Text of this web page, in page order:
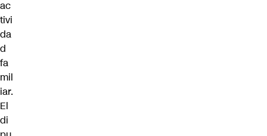
ac
tivi
da
d
fa
mil
iar.
El
di